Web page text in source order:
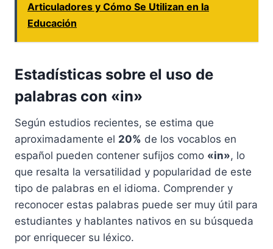
Articuladores y Cómo Se Utilizan en la
Educación
Estadísticas sobre el uso de
palabras con «in»
Según estudios recientes, se estima que
aproximadamente el 20% de los vocablos en
español pueden contener sufijos como «in», lo
que resalta la versatilidad y popularidad de este
tipo de palabras en el idioma. Comprender y
reconocer estas palabras puede ser muy útil para
estudiantes y hablantes nativos en su búsqueda
por enriquecer su léxico.